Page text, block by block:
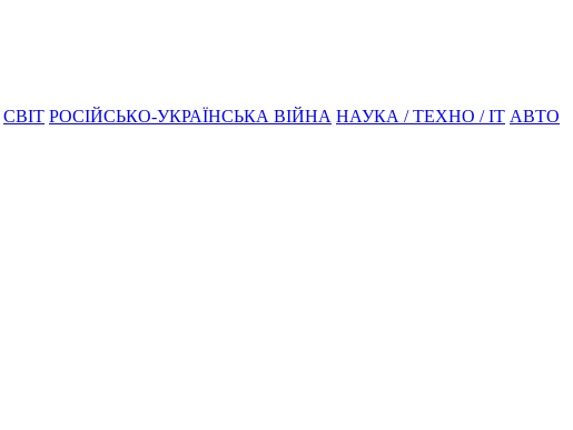
СВІТ РОСІЙСЬКО-УКРАЇНСЬКА ВІЙНА НАУКА / ТЕХНО / IT АВТО